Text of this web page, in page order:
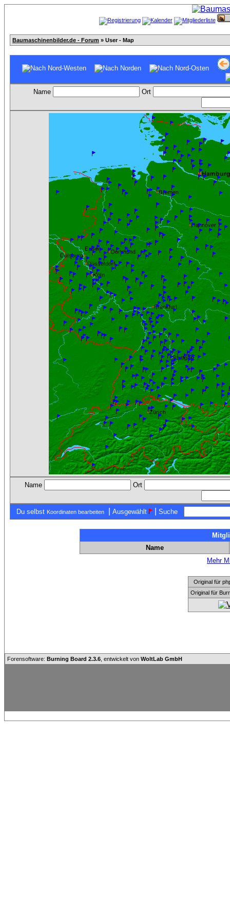
Baumaschinenbilder.de - Forum » User - Map
Name Ort
Name Ort
Du selbst Koordinaten bearbeiten Ausgewählt | Suche
Name
Mehr
Original für
Original für
Forensoftware: Burning Board 2.3.6 , entwickelt von WoltLab GmbH